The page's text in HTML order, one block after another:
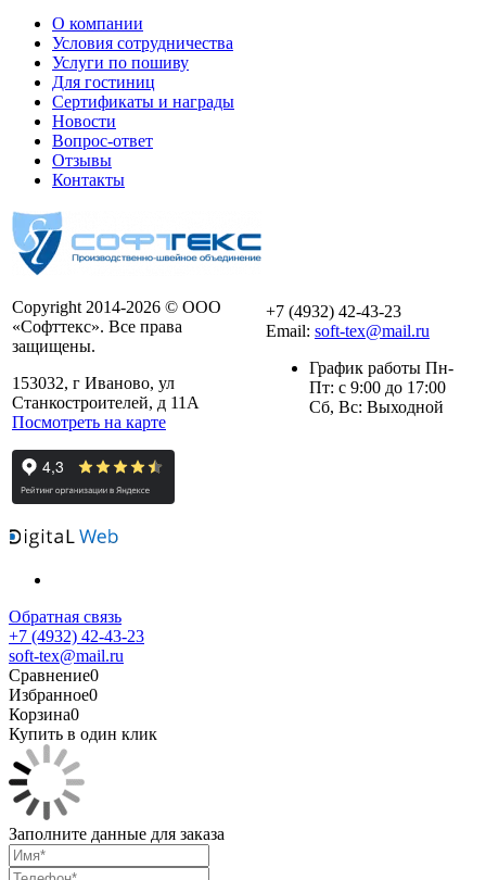
О компании
Условия сотрудничества
Услуги по пошиву
Для гостиниц
Сертификаты и награды
Новости
Вопрос-ответ
Отзывы
Контакты
Copyright 2014-2026 © ООО
«Софттекс». Все права
защищены.
153032, г Иваново, ул
Станкостроителей, д 11А
Посмотреть на карте
+7 (4932) 42-43-23
Email: soft-tex@mail.ru
График работы Пн-
Пт: с 9:00 до 17:00
Сб, Вс: Выходной
Обратная связь
+7 (4932) 42-43-23
soft-tex@mail.ru
Сравнение0
Избранное0
Корзина0
Купить в один клик
Заполните данные для заказа